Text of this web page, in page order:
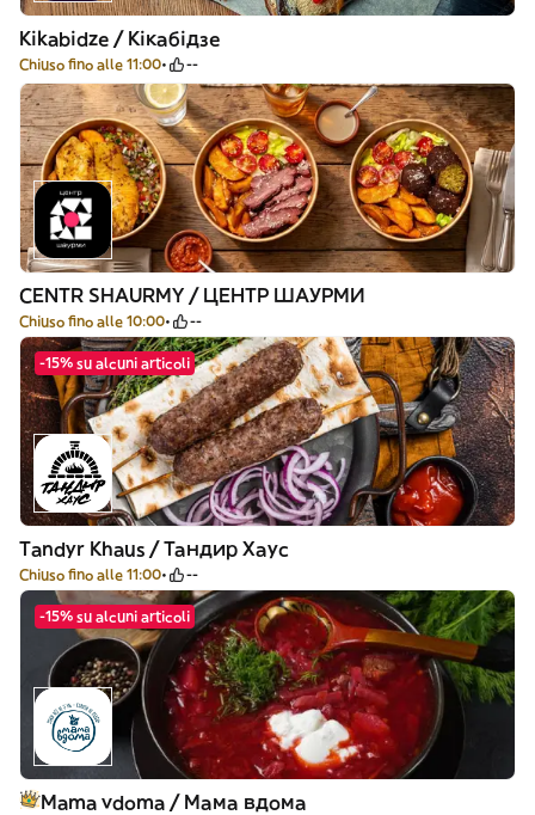
Kikabidze / Кікабідзе
Chiuso fino alle 11:00 --
CENTR SHAURMY / ЦЕНТР ШАУРМИ
Chiuso fino alle 10:00 --
-15% su alcuni articoli
Tandyr Khaus / Тандир Хаус
Chiuso fino alle 11:00 --
-15% su alcuni articoli
Mama vdoma / Мама вдома